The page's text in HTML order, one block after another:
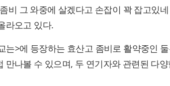
비 그 와중에 살겠다고 손잡이 꽉 잡고있
라오고 있다.
는>에 등장하는 효산고 좀비로 활약중인
만나볼 수 있으며, 두 연기자와 관련된 다